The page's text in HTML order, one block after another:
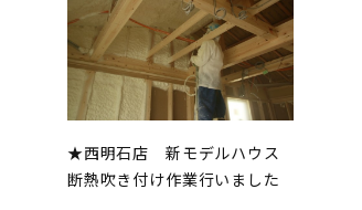
★西明石店 新モデルハウス
断熱吹き付け作業行いました